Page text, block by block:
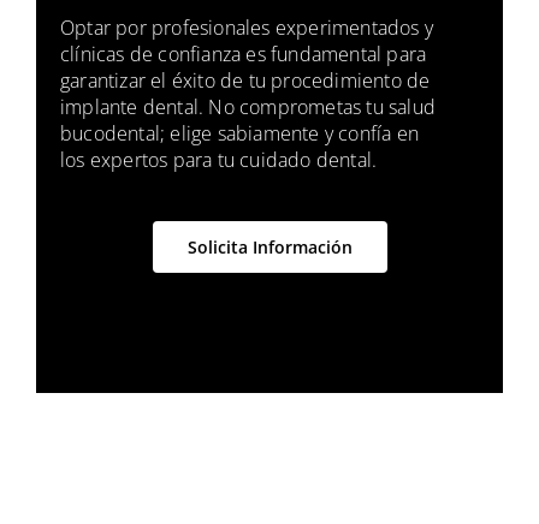
Optar por profesionales experimentados y
clínicas de confianza es fundamental para
garantizar el éxito de tu procedimiento de
implante dental. No comprometas tu salud
bucodental; elige sabiamente y confía en
los expertos para tu cuidado dental.
Solicita Información